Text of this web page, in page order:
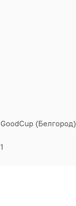
GoodCup (Белгород)
1